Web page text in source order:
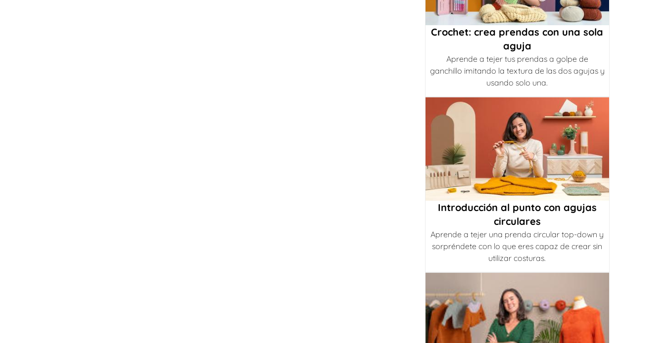
Crochet: crea prendas con una sola
aguja
Aprende a tejer tus prendas a golpe de
ganchillo imitando la textura de las dos agujas y
usando solo una.
Introducción al punto con agujas
circulares
Aprende a tejer una prenda circular top-down y
sorpréndete con lo que eres capaz de crear sin
utilizar costuras.